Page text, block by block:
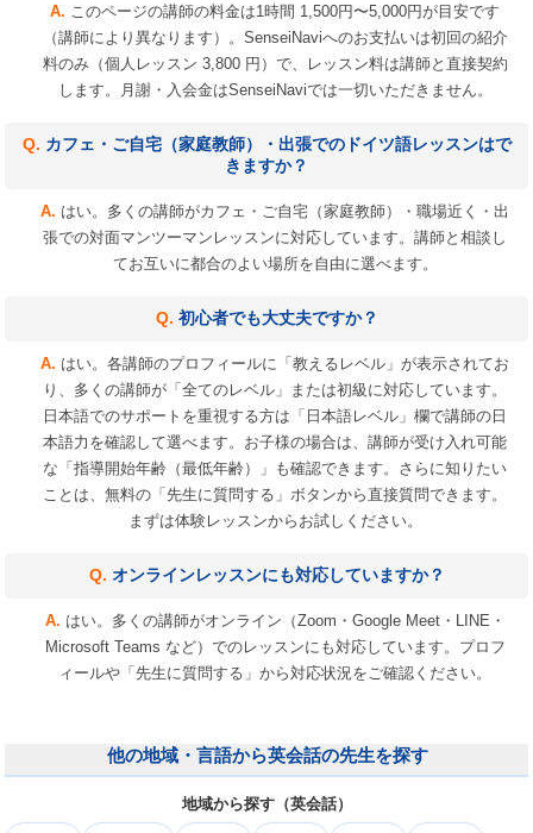
このページの講師の料金は1時間 1,500円〜5,000円が目安です
（講師により異なります）。SenseiNaviへのお支払いは初回の紹介
料のみ（個人レッスン 3,800 円）で、レッスン料は講師と直接契約
します。月謝・入会金はSenseiNaviでは一切いただきません。
カフェ・ご自宅（家庭教師）・出張でのドイツ語レッスンはで
きますか？
はい。多くの講師がカフェ・ご自宅（家庭教師）・職場近く・出
張での対面マンツーマンレッスンに対応しています。講師と相談し
てお互いに都合のよい場所を自由に選べます。
初心者でも大丈夫ですか？
はい。各講師のプロフィールに「教えるレベル」が表示されてお
り、多くの講師が「全てのレベル」または初級に対応しています。
日本語でのサポートを重視する方は「日本語レベル」欄で講師の日
本語力を確認して選べます。お子様の場合は、講師が受け入れ可能
な「指導開始年齢（最低年齢）」も確認できます。さらに知りたい
ことは、無料の「先生に質問する」ボタンから直接質問できます。
まずは体験レッスンからお試しください。
オンラインレッスンにも対応していますか？
はい。多くの講師がオンライン（Zoom・Google Meet・LINE・
Microsoft Teams など）でのレッスンにも対応しています。プロフ
ィールや「先生に質問する」から対応状況をご確認ください。
他の地域・言語から英会話の先生を探す
地域から探す（英会話）